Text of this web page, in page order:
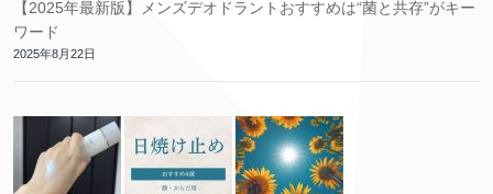
【2025年最新版】メンズデオドラントおすすめは“菌と共存”がキー
ワード
2025年8月22日